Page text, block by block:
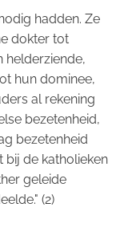
hadden. Ze
dokter tot
helderziende,
hun dominee,
al rekening
bezetenheid,
bezetenheid
bij de katholieken
geleide
(2)